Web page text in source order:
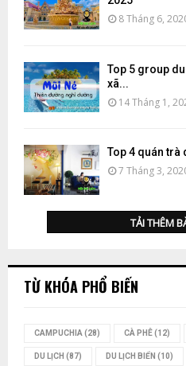
8 Tháng 6,
Top 5 group
xã...
14 Tháng 1,
Top 4 quán trà
7 Tháng 3,
TẢI THÊM
TỪ KHÓA PHỔ BIẾN
CAMPUCHIA(28) CÀ PHÊ(12)
DU LỊCH (87) DU LỊCH BIỂN (10)